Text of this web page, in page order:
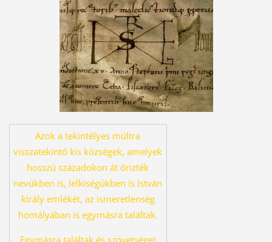
Azok a tekintélyes múltra
visszatekintő kis községek, amelyek
hosszú századokon át őrizték
nevükben is, lelkiségükben is István
király emlékét, az ismeretlenség
homályában is egymásra találtak.